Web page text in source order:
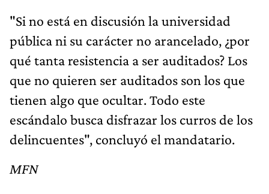
"Si no está en discusión la universidad
pública ni su carácter no arancelado, ¿por
qué tanta resistencia a ser auditados? Los
que no quieren ser auditados son los que
tienen algo que ocultar. Todo este
escándalo busca disfrazar los curros de los
delincuentes", concluyó el mandatario.
MFN